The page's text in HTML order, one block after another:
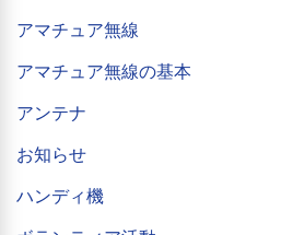
アマチュア無線
アマチュア無線の基本
アンテナ
お知らせ
ハンディ機